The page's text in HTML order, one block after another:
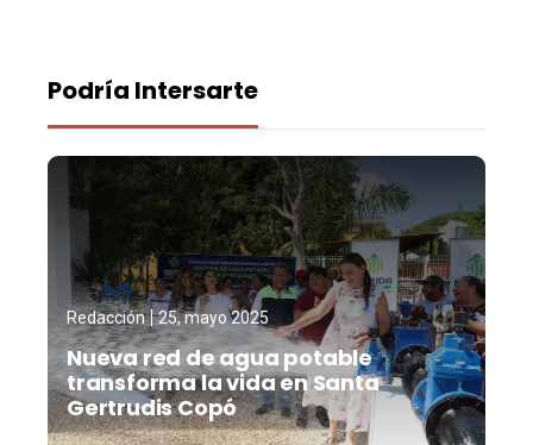
Podría Intersarte
Redacción 25, mayo 2025
Nueva red de agua potable
transforma la vida en Santa
Gertrudis Copó